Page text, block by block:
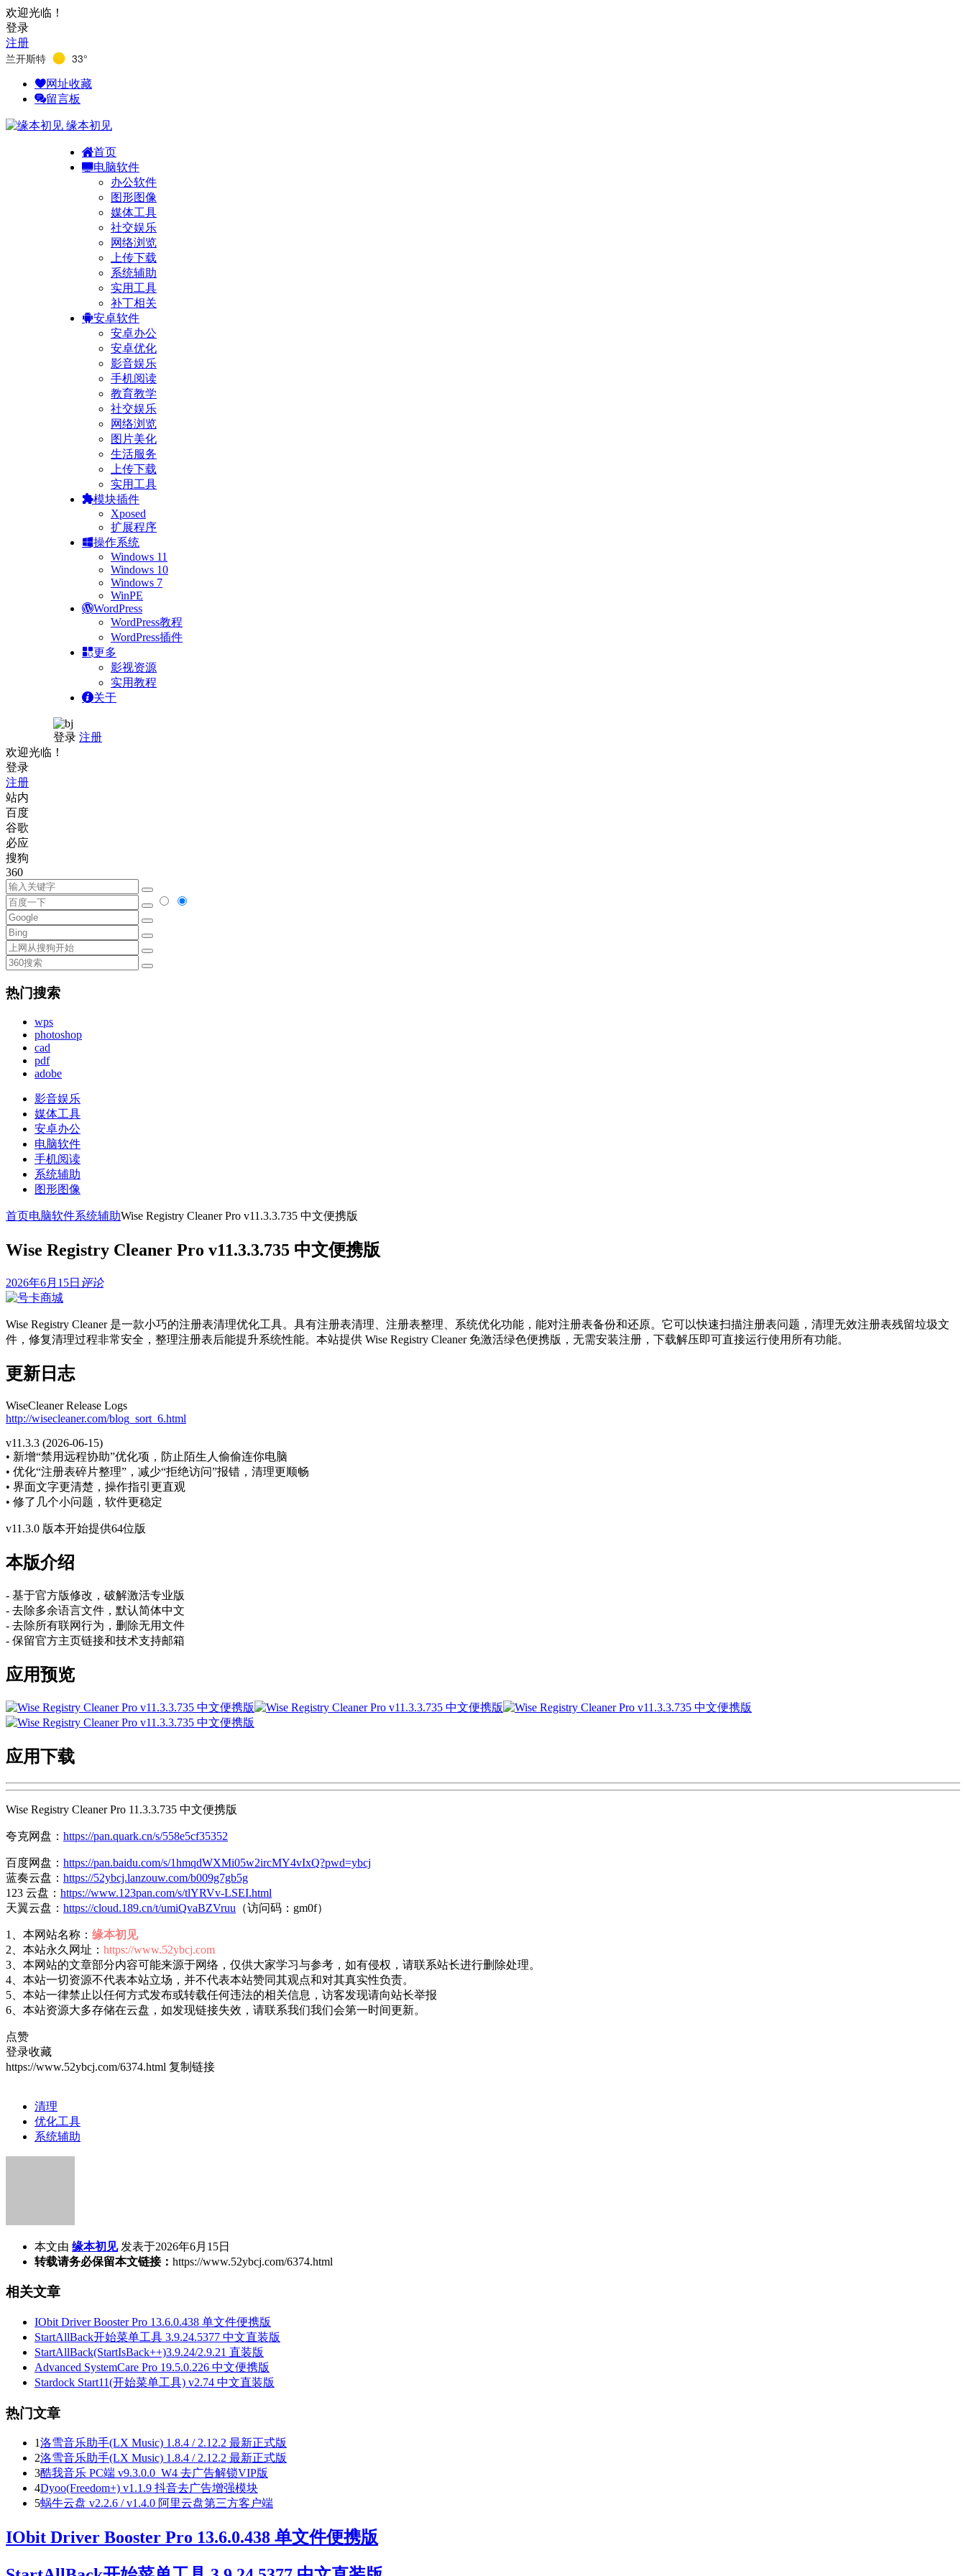
欢迎光临！
登录
注册
兰开斯特 33°
网址收藏
留言板
缘本初见
首页
电脑软件
办公软件
图形图像
媒体工具
社交娱乐
网络浏览
上传下载
系统辅助
实用工具
补丁相关
安卓软件
安卓办公
安卓优化
影音娱乐
手机阅读
教育教学
社交娱乐
网络浏览
图片美化
生活服务
上传下载
实用工具
模块插件
Xposed
扩展程序
操作系统
Windows 11
Windows 10
Windows 7
WinPE
WordPress
WordPress教程
WordPress插件
更多
影视资源
实用教程
关于
登录 注册
欢迎光临！
登录
注册
站内
百度
谷歌
必应
搜狗
360
热门搜索
wps
photoshop
cad
pdf
adobe
影音娱乐
媒体工具
安卓办公
电脑软件
手机阅读
系统辅助
图形图像
首页电脑软件系统辅助Wise Registry Cleaner Pro v11.3.3.735 中文便携版
Wise Registry Cleaner Pro v11.3.3.735 中文便携版
2026年6月15日 评论
Wise Registry Cleaner 是一款小巧的注册表清理优化工具。具有注册表清理、注册表整理、系统优化功能，能对注册表备份和还原。它可以快速扫描注册表问题，清理无效注册表残留垃圾文
件，修复清理过程非常安全，整理注册表后能提升系统性能。本站提供 Wise Registry Cleaner 免激活绿色便携版，无需安装注册，下载解压即可直接运行使用所有功能。
更新日志
WiseCleaner Release Logs
http://wisecleaner.com/blog_sort_6.html
v11.3.3 (2026-06-15)
• 新增“禁用远程协助”优化项，防止陌生人偷偷连你电脑
• 优化“注册表碎片整理”，减少“拒绝访问”报错，清理更顺畅
• 界面文字更清楚，操作指引更直观
• 修了几个小问题，软件更稳定
v11.3.0 版本开始提供64位版
本版介绍
- 基于官方版修改，破解激活专业版
- 去除多余语言文件，默认简体中文
- 去除所有联网行为，删除无用文件
- 保留官方主页链接和技术支持邮箱
应用预览
应用下载
Wise Registry Cleaner Pro 11.3.3.735 中文便携版
夸克网盘： https://pan.quark.cn/s/558e5cf35352
百度网盘： https://pan.baidu.com/s/1hmqdWXMi05w2ircMY4vIxQ?pwd=ybcj
蓝奏云盘： https://52ybcj.lanzouw.com/b009g7gb5g
123 云盘： https://www.123pan.com/s/tlYRVv-LSEI.html
天翼云盘： https://cloud.189.cn/t/umiQvaBZVruu （访问码：gm0f）
1、本网站名称： 缘本初见
2、本站永久网址： https://www.52ybcj.com
3、本网站的文章部分内容可能来源于网络，仅供大家学习与参考，如有侵权，请联系站长进行删除处理。
4、本站一切资源不代表本站立场，并不代表本站赞同其观点和对其真实性负责。
5、本站一律禁止以任何方式发布或转载任何违法的相关信息，访客发现请向站长举报
6、本站资源大多存储在云盘，如发现链接失效，请联系我们我们会第一时间更新。
点赞
登录收藏
https://www.52ybcj.com/6374.html 复制链接
清理
优化工具
系统辅助
本文由 缘本初见 发表于2026年6月15日
转载请务必保留本文链接： https://www.52ybcj.com/6374.html
相关文章
IObit Driver Booster Pro 13.6.0.438 单文件便携版
StartAllBack开始菜单工具 3.9.24.5377 中文直装版
StartAllBack(StartIsBack++)3.9.24/2.9.21 直装版
Advanced SystemCare Pro 19.5.0.226 中文便携版
Stardock Start11(开始菜单工具) v2.74 中文直装版
热门文章
1洛雪音乐助手(LX Music) 1.8.4 / 2.12.2 最新正式版
2洛雪音乐助手(LX Music) 1.8.4 / 2.12.2 最新正式版
3酷我音乐 PC端 v9.3.0.0_W4 去广告解锁VIP版
4Dyoo(Freedom+) v1.1.9 抖音去广告增强模块
5蜗牛云盘 v2.2.6 / v1.4.0 阿里云盘第三方客户端
IObit Driver Booster Pro 13.6.0.438 单文件便携版